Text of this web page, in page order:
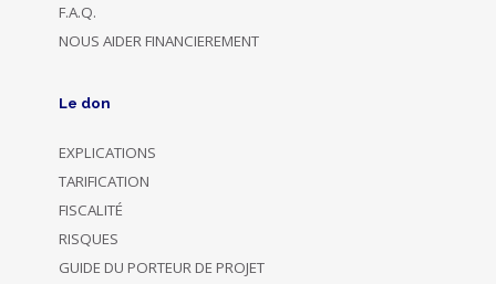
F.A.Q.
NOUS AIDER FINANCIEREMENT
Le don
EXPLICATIONS
TARIFICATION
FISCALITÉ
RISQUES
GUIDE DU PORTEUR DE PROJET